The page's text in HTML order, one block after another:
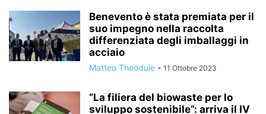
Benevento è stata premiata per il
suo impegno nella raccolta
differenziata degli imballaggi in
acciaio
Matteo Theodule - 11 Ottobre 2023
“La filiera del biowaste per lo
sviluppo sostenibile”: arriva il IV